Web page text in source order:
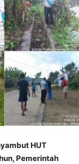
HUT
Pemerintah